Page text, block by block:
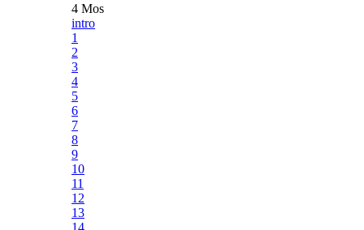
4 Mos
intro
1
2
3
4
5
6
7
8
9
10
11
12
13
14